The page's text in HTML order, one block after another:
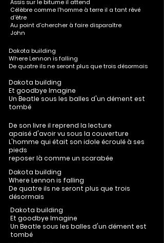
Assis sur le bitume il attend
Célèbre comme l'homme à terre il a tant rêvé
d'être
Au point d'chercher à faire disparaître
John
Dakota building
Where Lennon is falling
De quatre ils ne seront plus que trois désormais
Dakota building
Et goodbye Imagine
Un Beatle sous les balles d'un dément est
tombé
De son livre il reprend la lecture
apaisé d'avoir vu sous la couverture
L'homme qui était son idole écroulé à ses
pieds
reposer là comme un scarabée
Dakota building
Where Lennon is falling
De quatre ils ne seront plus que trois
désormais
Dakota building
Et goodbye Imagine
Un Beatle sous les balles d'un dément est
tombé